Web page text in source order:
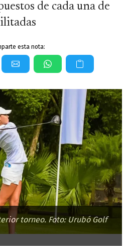
de cada una de
esta nota:
torneo. Foto: Urubó Golf